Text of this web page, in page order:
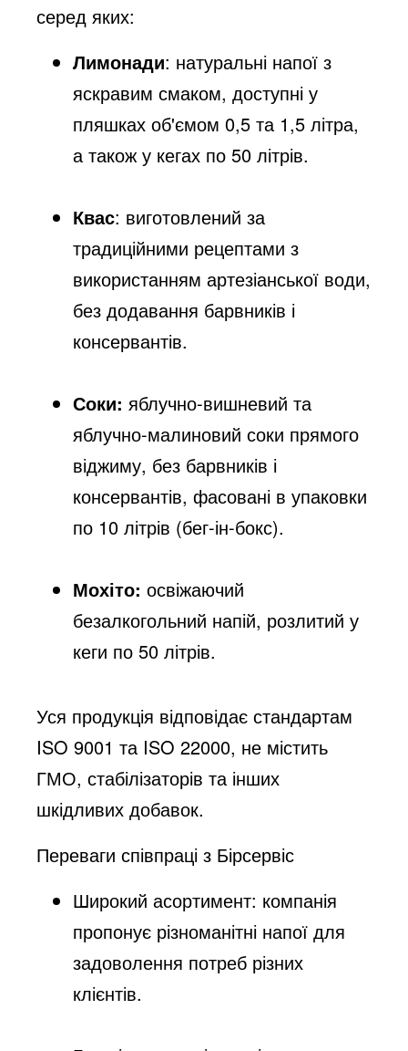
серед яких:​
Лимонади: натуральні напої з
яскравим смаком, доступні у
пляшках об'ємом 0,5 та 1,5 літра,
а також у кегах по 50 літрів.​
Квас: виготовлений за
традиційними рецептами з
використанням артезіанської води,
без додавання барвників і
консервантів.​
Соки: яблучно-вишневий та
яблучно-малиновий соки прямого
віджиму, без барвників і
консервантів, фасовані в упаковки
по 10 літрів (бег-ін-бокс).​
Мохіто: освіжаючий
безалкогольний напій, розлитий у
кеги по 50 літрів.​
Уся продукція відповідає стандартам
ISO 9001 та ISO 22000, не містить
ГМО, стабілізаторів та інших
шкідливих добавок.​
Переваги співпраці з Бірсервіс
Широкий асортимент: компанія
пропонує різноманітні напої для
задоволення потреб різних
клієнтів.​